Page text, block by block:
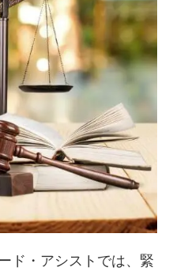
ド・アシストでは、緊